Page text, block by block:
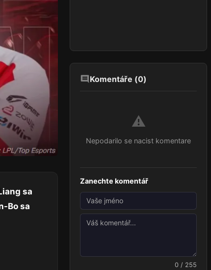
sa
Bo sa
Komentáře (0)
⚠️
Nepodarilo se nacist komentare
Zanechte komentář
0 / 255